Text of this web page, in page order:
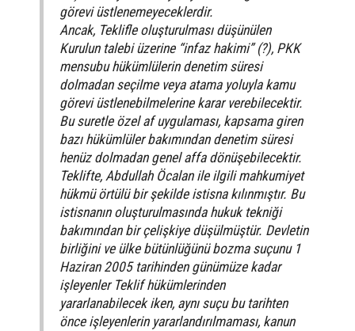
görevi üstlenemeyeceklerdir.
Ancak, Teklifle oluşturulması düşünülen
Kurulun talebi üzerine “infaz hakimi” (?), PKK
mensubu hükümlülerin denetim süresi
dolmadan seçilme veya atama yoluyla kamu
görevi üstlenebilmelerine karar verebilecektir.
Bu suretle özel af uygulaması, kapsama giren
bazı hükümlüler bakımından denetim süresi
henüz dolmadan genel affa dönüşebilecektir.
Teklifte, Abdullah Öcalan ile ilgili mahkumiyet
hükmü örtülü bir şekilde istisna kılınmıştır. Bu
istisnanın oluşturulmasında hukuk tekniği
bakımından bir çelişkiye düşülmüştür. Devletin
birliğini ve ülke bütünlüğünü bozma suçunu 1
Haziran 2005 tarihinden günümüze kadar
işleyenler Teklif hükümlerinden
yararlanabilecek iken, aynı suçu bu tarihten
önce işleyenlerin yararlandırılmaması, kanun